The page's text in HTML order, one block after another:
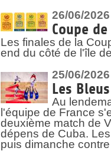
26/06/2026
Coupe
Les finales de la
end du côté de l'île
25/06/2026
Les
Au
l'équipe de France
deuxième match de
dépens de Cuba.
puis dimanche